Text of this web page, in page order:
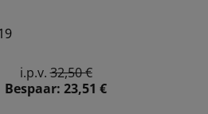
i.p.v.32,50 €
Bespaar: 23,51 €